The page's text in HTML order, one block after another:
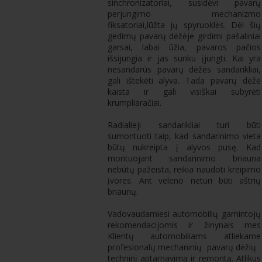
sinchronizatoriai, susidėvi pavarų
perjungimo mechanizmo
fiksatoriai,lūžta jų spyruoklės. Dėl šių
gedimų pavarų dėžėje girdimi pašaliniai
garsai, labai ūžia, pavaros pačios
išsijungia ir jas sunku įjungti. Kai yra
nesandarūs pavarų dėžės sandarikliai,
gali ištekėti alyva. Tada pavarų dėžė
kaista ir gali visiškai subyrėti
krumpliaračiai.
Radialieji sandarikliai turi būti
sumontuoti taip, kad sandarinimo vieta
būtų nukreipta į alyvos pusę. Kad
montuojant sandarinimo briauna
nebūtų pažeista, reikia naudoti kreipimo
įvores. Ant veleno neturi būti aštrių
briaunų.
Vadovaudamiesi automobilių gamintojų
rekomendacijomis ir žinynais mes
Klientų automobiliams atliekame
profesionalų mechaninių pavarų dėžių
techninį aptarnavimą ir remontą. Atlikus